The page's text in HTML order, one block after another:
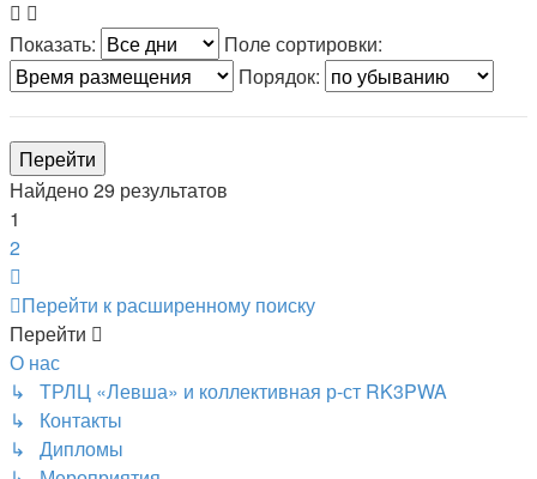
Показать:
Поле сортировки:
Порядок:
Найдено 29 результатов
1
2
Перейти к расширенному поиску
Перейти
О нас
↳ ТРЛЦ «Левша» и коллективная р-ст RK3PWA
↳ Контакты
↳ Дипломы